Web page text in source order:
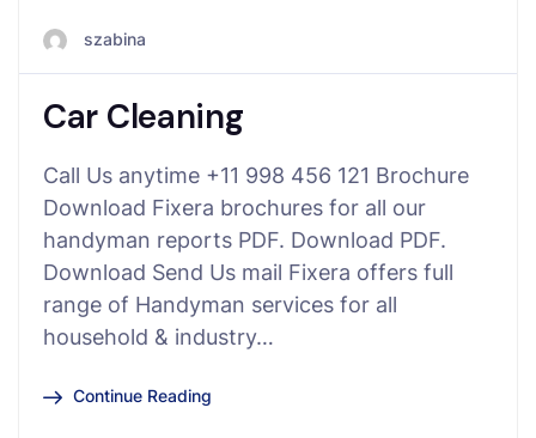
szabina
Car Cleaning
Call Us anytime +11 998 456 121 Brochure
Download Fixera brochures for all our
handyman reports PDF. Download PDF.
Download Send Us mail Fixera offers full
range of Handyman services for all
household & industry…
Continue Reading